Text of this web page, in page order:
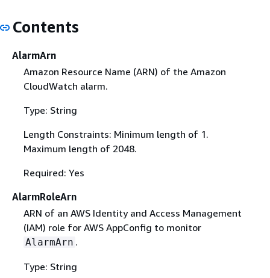
Contents
AlarmArn
Amazon Resource Name (ARN) of the Amazon
CloudWatch alarm.
Type: String
Length Constraints: Minimum length of 1.
Maximum length of 2048.
Required: Yes
AlarmRoleArn
ARN of an AWS Identity and Access Management
(IAM) role for AWS AppConfig to monitor
AlarmArn .
Type: String